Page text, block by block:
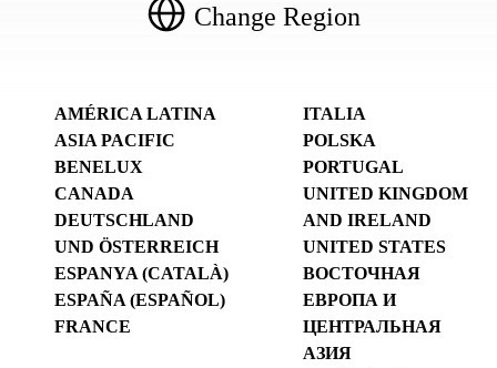
Change Region
AMÉRICA LATINA
ASIA PACIFIC
BENELUX
CANADA
DEUTSCHLAND
UND ÖSTERREICH
ESPANYA (CATALÀ)
ESPAÑA (ESPAÑOL)
FRANCE
ITALIA
POLSKA
PORTUGAL
UNITED KINGDOM
AND IRELAND
UNITED STATES
ВОСТОЧНАЯ
ЕВРОПА И
ЦЕНТРАЛЬНАЯ
АЗИЯ